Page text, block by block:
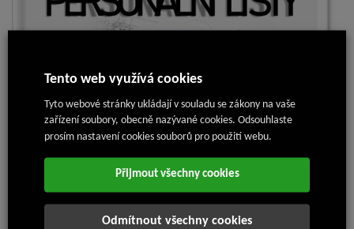
Tento web využívá cookies
Tyto webové stránky ukládají v souladu se zákony na vaše
zařízení soubory, obecně nazývané cookies. Odsouhlaste
prosím nastavení cookies souborů pro použití webu.
Přijmout všechny cookies
Odmítnout všechny cookies